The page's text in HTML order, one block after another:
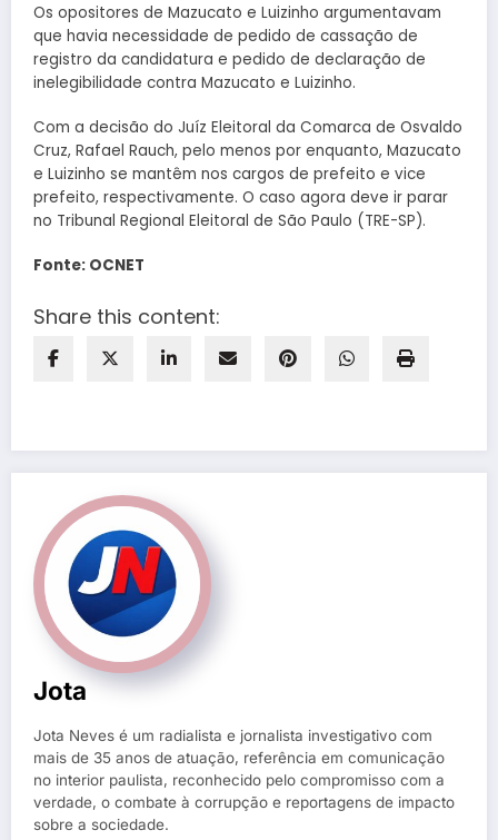
Os opositores de Mazucato e Luizinho argumentavam
que havia necessidade de pedido de cassação de
registro da candidatura e pedido de declaração de
inelegibilidade contra Mazucato e Luizinho.
Com a decisão do Juíz Eleitoral da Comarca de Osvaldo
Cruz, Rafael Rauch, pelo menos por enquanto, Mazucato
e Luizinho se mantêm nos cargos de prefeito e vice
prefeito, respectivamente. O caso agora deve ir parar
no Tribunal Regional Eleitoral de São Paulo (TRE-SP).
Fonte: OCNET
Share this content:
Jota
Jota Neves é um radialista e jornalista investigativo com
mais de 35 anos de atuação, referência em comunicação
no interior paulista, reconhecido pelo compromisso com a
verdade, o combate à corrupção e reportagens de impacto
sobre a sociedade.